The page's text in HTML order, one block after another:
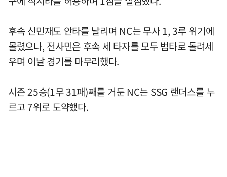
후속 신민재도 안타를 날리며 NC는 무사 1, 3루 위기에
몰렸으나, 전사민은 후속 세 타자를 모두 범타로 돌려세
우며 이날 경기를 마무리했다.
시즌 25승(1무 31패)째를 거둔 NC는 SSG 랜더스를 누
르고 7위로 도약했다.